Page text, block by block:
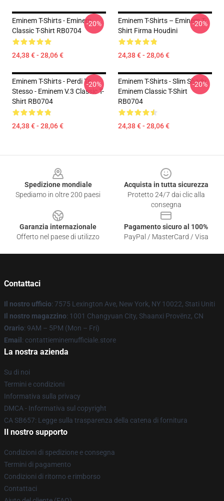
Eminem T-Shirts - Eminem
Classic T-Shirt RB0704
24,38 € - 28,06 €
-20%
Eminem T-Shirts – Eminem T-
Shirt Firma Houdini
24,38 € - 28,06 €
-20%
Eminem T-Shirts - Perdi Te
Stesso - Eminem V.3 Classic T-
Shirt RB0704
24,38 € - 28,06 €
-20%
Eminem T-Shirts - Slim Shady
Eminem Classic T-Shirt
RB0704
24,38 € - 28,06 €
-20%
Spedizione mondiale
Spediamo in oltre 200 paesi
Acquista in tutta sicurezza
Protetto 24/7 dai clic alla
consegna
Garanzia internazionale
Offerto nel paese di utilizzo
Pagamento sicuro al 100%
PayPal / MasterCard / Visa
Contattaci
Il nostro ufficio: 7575 Lexington Ave, New York, NY 10022, Stati Uniti
Il nostro magazzino: 1001 Changyuan City, Shaanxi Provënz, CN
Orario: 9AM – 5PM (Mon – Fri)
Email : contattieminemufficiale.store
La nostra azienda
Su di noi
Termini e condizioni
Informativa sulla privacy
DMCA - Informativa sul copyright
CA SB657: Legge sulla trasparenza della catena di fornitura
Il nostro supporto
Condizioni di spedizione e consegna
Termini di pagamento
Condizioni di ritorno e rimborso
Contattaci